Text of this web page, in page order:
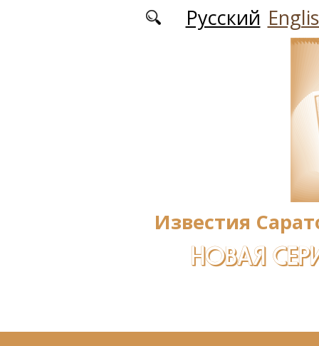
Перейти к основному содержаниюРусский
Известия
НОВАЯ